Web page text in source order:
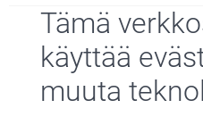
Tämä
käyttää
muuta
Smartphotalta ja ehkä
suudelmilla teet tästä
aikojen parhaan päivän!